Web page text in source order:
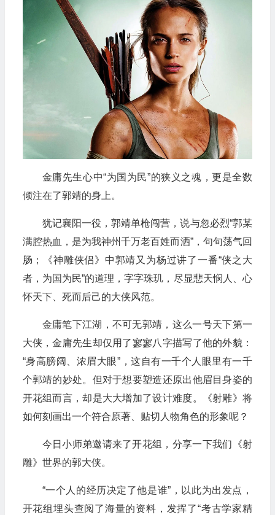
金庸先生心中“为国为民”的狭义之魂，更是全数
倾注在了郭靖的身上。
犹记襄阳一役，郭靖单枪闯营，说与忽必烈“郭某
满腔热血，是为我神州千万老百姓而洒”，句句荡气回
肠；《神雕侠侣》中郭靖又为杨过讲了一番“侠之大
者，为国为民”的道理，字字珠玑，尽显悲天悯人、心
怀天下、死而后己的大侠风范。
金庸笔下江湖，不可无郭靖，这么一号天下第一
大侠，金庸先生却仅用了寥寥八字描写了他的外貌：
“身高膀阔、浓眉大眼”，这自有一千个人眼里有一千
个郭靖的妙处。但对于想要塑造还原出他眉目身姿的
开花组而言，却是大大增加了设计难度。《射雕》将
如何刻画出一个符合原著、贴切人物角色的形象呢？
今日小师弟邀请来了开花组，分享一下我们《射
雕》世界的郭大侠。
“一个人的经历决定了他是谁”，以此为出发点，
开花组埋头查阅了海量的资料，发挥了“考古学家精